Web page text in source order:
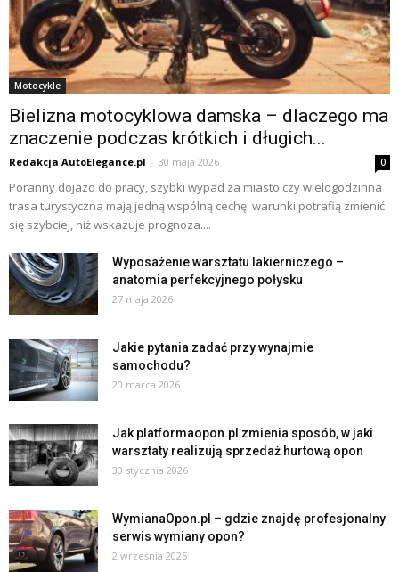
Motocykle
Bielizna motocyklowa damska – dlaczego ma
znaczenie podczas krótkich i długich...
Redakcja AutoElegance.pl - 30 maja 2026 0
Poranny dojazd do pracy, szybki wypad za miasto czy wielogodzinna
trasa turystyczna mają jedną wspólną cechę: warunki potrafią zmienić
się szybciej, niż wskazuje prognoza....
Wyposażenie warsztatu lakierniczego –
anatomia perfekcyjnego połysku
27 maja 2026
Jakie pytania zadać przy wynajmie
samochodu?
20 marca 2026
Jak platformaopon.pl zmienia sposób, w jaki
warsztaty realizują sprzedaż hurtową opon
30 stycznia 2026
WymianaOpon.pl – gdzie znajdę profesjonalny
serwis wymiany opon?
2 września 2025